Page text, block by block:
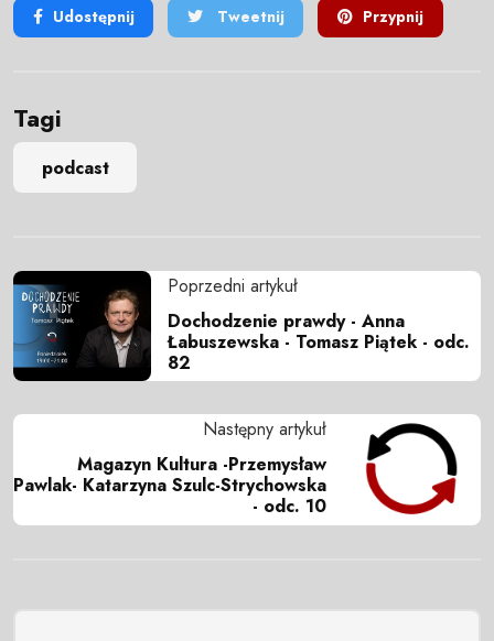
Udostępnij Tweetnij Przypnij
Tagi
podcast
Poprzedni artykuł
Dochodzenie prawdy - Anna
Łabuszewska - Tomasz Piątek - odc.
82
Następny artykuł
Magazyn Kultura -Przemysław
Pawlak- Katarzyna Szulc-Strychowska
- odc. 10